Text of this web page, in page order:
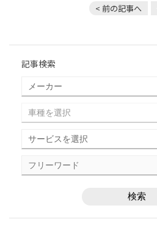
< 前の記事へ
記事検索